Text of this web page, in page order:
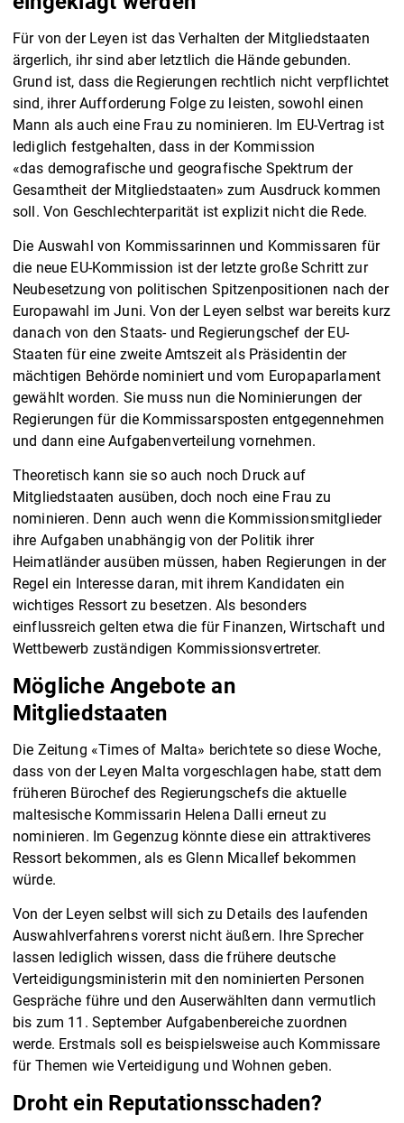
Für von der Leyen ist das Verhalten der Mitgliedstaaten
ärgerlich, ihr sind aber letztlich die Hände gebunden.
Grund ist, dass die Regierungen rechtlich nicht verpflichtet
sind, ihrer Aufforderung Folge zu leisten, sowohl einen
Mann als auch eine Frau zu nominieren. Im EU-Vertrag ist
lediglich festgehalten, dass in der Kommission
«das demografische und geografische Spektrum der
Gesamtheit der Mitgliedstaaten» zum Ausdruck kommen
soll. Von Geschlechterparität ist explizit nicht die Rede.
Die Auswahl von Kommissarinnen und Kommissaren für
die neue EU-Kommission ist der letzte große Schritt zur
Neubesetzung von politischen Spitzenpositionen nach der
Europawahl im Juni. Von der Leyen selbst war bereits kurz
danach von den Staats- und Regierungschef der EU-
Staaten für eine zweite Amtszeit als Präsidentin der
mächtigen Behörde nominiert und vom Europaparlament
gewählt worden. Sie muss nun die Nominierungen der
Regierungen für die Kommissarsposten entgegennehmen
und dann eine Aufgabenverteilung vornehmen.
Theoretisch kann sie so auch noch Druck auf
Mitgliedstaaten ausüben, doch noch eine Frau zu
nominieren. Denn auch wenn die Kommissionsmitglieder
ihre Aufgaben unabhängig von der Politik ihrer
Heimatländer ausüben müssen, haben Regierungen in der
Regel ein Interesse daran, mit ihrem Kandidaten ein
wichtiges Ressort zu besetzen. Als besonders
einflussreich gelten etwa die für Finanzen, Wirtschaft und
Wettbewerb zuständigen Kommissionsvertreter.
Mögliche Angebote an
Mitgliedstaaten
Die Zeitung «Times of Malta» berichtete so diese Woche,
dass von der Leyen Malta vorgeschlagen habe, statt dem
früheren Bürochef des Regierungschefs die aktuelle
maltesische Kommissarin Helena Dalli erneut zu
nominieren. Im Gegenzug könnte diese ein attraktiveres
Ressort bekommen, als es Glenn Micallef bekommen
würde.
Von der Leyen selbst will sich zu Details des laufenden
Auswahlverfahrens vorerst nicht äußern. Ihre Sprecher
lassen lediglich wissen, dass die frühere deutsche
Verteidigungsministerin mit den nominierten Personen
Gespräche führe und den Auserwählten dann vermutlich
bis zum 11. September Aufgabenbereiche zuordnen
werde. Erstmals soll es beispielsweise auch Kommissare
für Themen wie Verteidigung und Wohnen geben.
Droht ein Reputationsschaden?